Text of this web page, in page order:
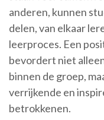
anderen, kunnen
delen, van elkaar
leerproces. Een
bevordert niet
binnen de groep,
verrijkende en
betrokkenen.